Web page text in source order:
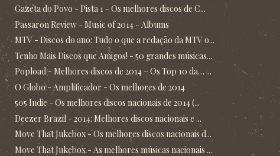
Gazeta do Povo - Pista 1 - Os melhores discos de C...
Passaron Review - Music of 2014 - Albums
MTV - Discos do ano: Tudo o que a redação da MTV o...
Tenho Mais Discos que Amigos! - 50 grandes músicas...
Popload - Melhores discos de 2014 – Os Top 10 da… ...
O Globo - Amplificador - Os melhores de 2014
505 Indie - Os melhores discos nacionais de 2014 (...
Deezer Brazil - 2014: Melhores discos nacionais e ...
Move That Jukebox - Os melhores discos nacionais d...
Move That Jukebox - As melhores músicas nacionais ...